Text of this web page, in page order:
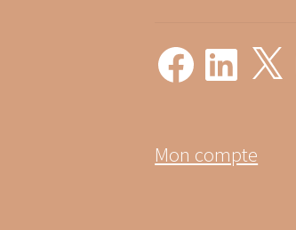
FacebookLinkedIn
Mon compte